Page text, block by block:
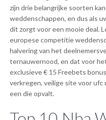
zijn drie belangrijke soorten
weddenschappen, en dus als
dit zorgt voor een mooie deal.
europese competitie
halvering van het
ternauwernood, en dat voor
exclusieve € 15 Freebets
verkregen, veilige site voor ufc
een die opvalt.